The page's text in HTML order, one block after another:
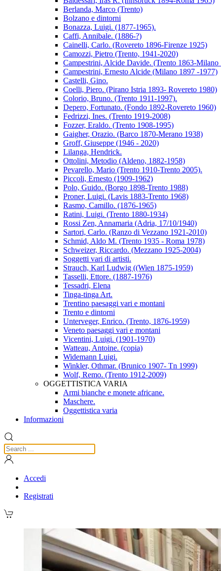
Berlanda, Marco (Trento)
Bolzano e dintorni
Bonazza, Luigi. (1877-1965).
Caffi, Annibale. (1886-?)
Cainelli, Carlo. (Rovereto 1896-Firenze 1925)
Camozzi, Pietro (Trento, 1941-2020)
Campestrini, Alcide Davide. (Trento 1863-Milano
Campestrini, Ernesto Alcide (Milano 1897 -1977)
Castelli, Gino.
Coelli, Piero. (Pirano Istria 1893- Rovereto 1980)
Colorio, Bruno. (Trento 1911-1997).
Depero, Fortunato. (Fondo 1892-Rovereto 1960)
Fedrizzi, Ines. (Trento 1919-2008)
Fozzer, Eraldo. (Trento 1908-1995)
Gaigher, Orazio. (Barco 1870-Merano 1938)
Groff, Giuseppe (1946 - 2020)
Lilanga, Hendrick.
Ottolini, Metodio (Aldeno, 1882-1958)
Pevarello, Mario (Trento 1910-Trento 2005).
Piccoli, Ernesto (1909-1962)
Polo, Guido. (Borgo 1898-Trento 1988)
Proner, Luigi. (Lavis 1883-Trento 1968)
Rasmo, Camillo. (1876-1965)
Ratini, Luigi. (Trento 1880-1934)
Rossi Zen, Annamaria (Adria, 17/10/1940)
Sartori, Carlo. (Ranzo di Vezzano 1921-2010)
Schmid, Aldo M. (Trento 1935 - Roma 1978)
Schweizer, Riccardo. (Mezzano 1925-2004)
Soggetti vari di artisti.
Strauch, Karl Ludwig ((Wien 1875-1959)
Tasselli, Ettore. (1887-1976)
Tessadri, Elena
Tinga-tinga Art.
Trentino paesaggi vari e montani
Trento e dintorni
Unterveger, Enrico. (Trento, 1876-1959)
Veneto paesaggi vari e montani
Vicentini, Luigi. (1901-1970)
Watteau, Antoine. (copia)
Widemann Luigi.
Winkler, Othmar. (Brunico 1907- Tn 1999)
Wolf, Remo. (Trento 1912-2009)
OGGETTISTICA VARIA
Armi bianche e monete africane.
Maschere.
Oggettistica varia
Informazioni
Accedi
Registrati